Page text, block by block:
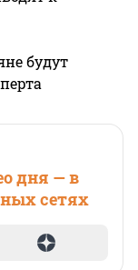
будут
дня — в
сетях